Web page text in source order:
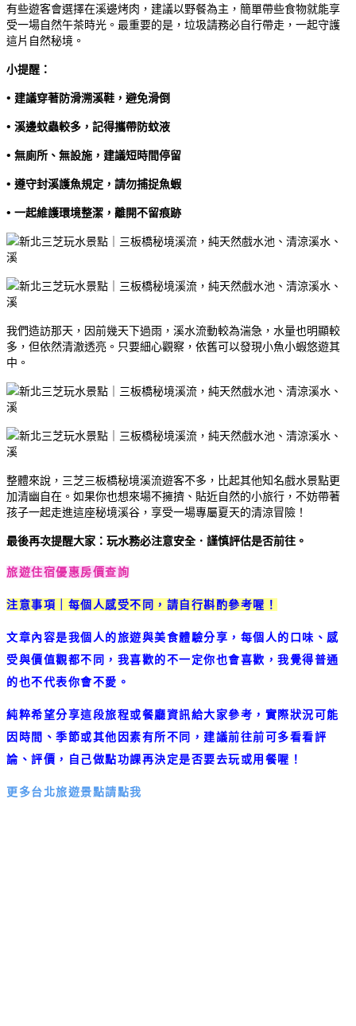
有些遊客會選擇在溪邊烤肉，建議以野餐為主，簡單帶些食物就能享
受一場自然午茶時光。最重要的是，垃圾請務必自行帶走，一起守護
這片自然秘境。
小提醒：
• 建議穿著防滑溯溪鞋，避免滑倒
• 溪邊蚊蟲較多，記得攜帶防蚊液
• 無廁所、無設施，建議短時間停留
• 遵守封溪護魚規定，請勿捕捉魚蝦
• 一起維護環境整潔，離開不留痕跡
我們造訪那天，因前幾天下過雨，溪水流動較為湍急，水量也明顯較
多，但依然清澈透亮。只要細心觀察，依舊可以發現小魚小蝦悠遊其
中。
整體來說，三芝三板橋秘境溪流遊客不多，比起其他知名戲水景點更
加清幽自在。如果你也想來場不擁擠、貼近自然的小旅行，不妨帶著
孩子一起走進這座秘境溪谷，享受一場專屬夏天的清涼冒險！
最後再次提醒大家：玩水務必注意安全．謹慎評估是否前往。
旅遊住宿優惠房價查詢
注意事項｜每個人感受不同，請自行斟酌參考喔！
文章內容是我個人的旅遊與美食體驗分享，每個人的口味、感
受與價值觀都不同，我喜歡的不一定你也會喜歡，我覺得普通
的也不代表你會不愛。
純粹希望分享這段旅程或餐廳資訊給大家參考，實際狀況可能
因時間、季節或其他因素有所不同，建議前往前可多看看評
論、評價，自己做點功課再決定是否要去玩或用餐喔！
更多台北旅遊景點請點我